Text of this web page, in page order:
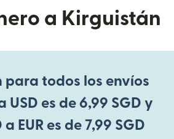
a Kirguistán
para todos los envíos
USD es de 6,99 SGD y
EUR es de 7,99 SGD